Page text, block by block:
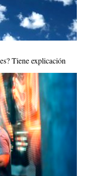
Tiene explicación